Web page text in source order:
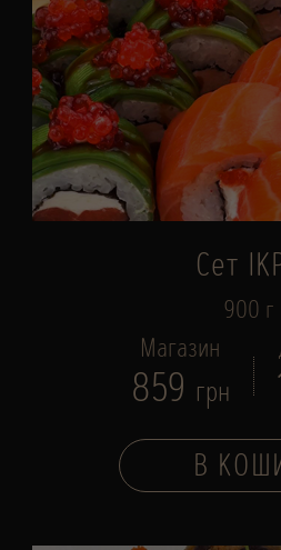
Сет
900 г
Магазин
859 грн
В